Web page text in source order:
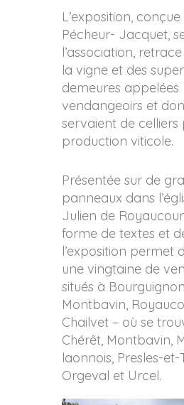
L’exposition,
Pécheur- Jacquet,
l’association,
la vigne et des
demeures appelées
vendangeoirs et
servaient de celliers
production viticole.
Présentée sur de
panneaux dans
Julien de
forme de textes et
l’exposition permet
une vingtaine de
situés à
Montbavin,
Chailvet – où se
Chérêt, Montbavin,
laonnois, Presles-et-
Orgeval et Urcel.